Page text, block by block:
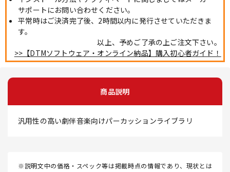
サポートにお問い合わせください。
平常時はご決済完了後、2時間以内に発行させていただきま
す。
以上、予めご了承の上ご注文下さい。
>>【DTMソフトウェア・オンライン納品】購入初心者ガイド！
商品説明
汎用性の高い劇伴音楽向けパーカッションライブラリ
※説明文中の価格・スペック等は掲載時点の情報であり、現状とは